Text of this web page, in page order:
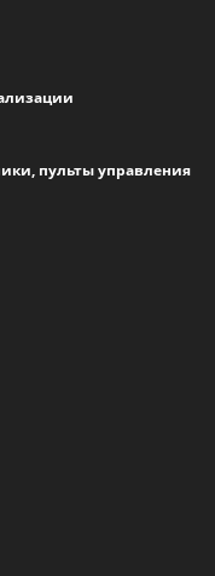
пульты управления